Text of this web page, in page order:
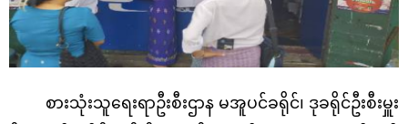
စားသုံးသူရေးရာဦးစီးဌာန မအူပင်ခရိုင်၊ ဒုခရိုင်ဦးစီးမှူး